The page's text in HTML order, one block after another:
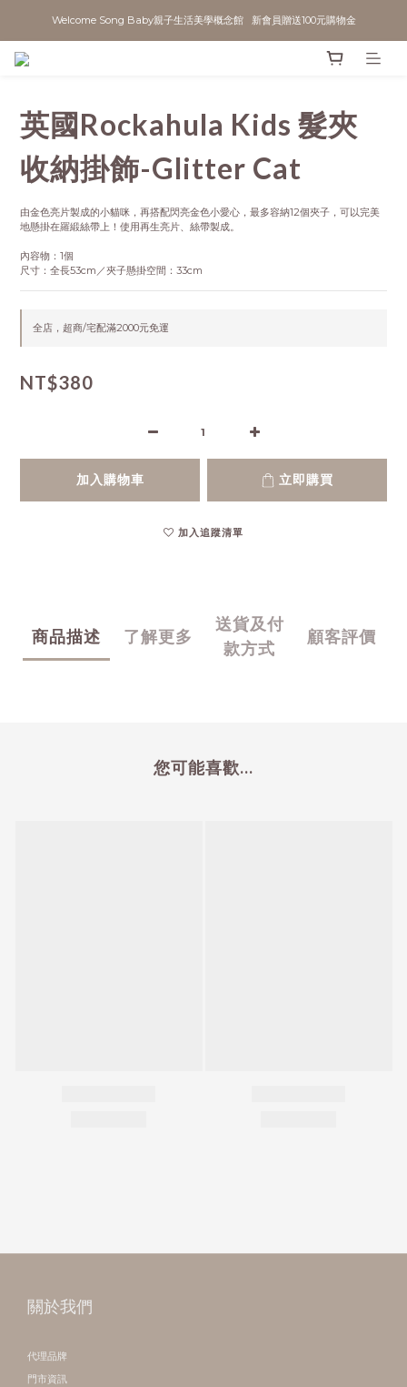
Welcome Song Baby親子生活美學概念館   新會員贈送100元購物金
英國Rockahula Kids 髮夾
收納掛飾-Glitter Cat
由金色亮片製成的小貓咪，再搭配閃亮金色小愛心，最多容納12個夾子，可以完美
地懸掛在羅緞絲帶上！使用再生亮片、絲帶製成。
內容物：1個
尺寸：全長53cm／夾子懸掛空間：33cm
全店，超商/宅配滿2000元免運
NT$380
加入購物車 立即購買
加入追蹤清單
商品描述 了解更多
送貨及付
款方式
顧客評價
您可能喜歡...
關於我們
代理品牌
門市資訊